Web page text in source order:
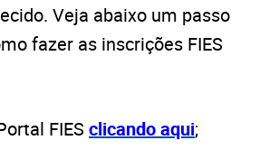
Veja abaixo um passo
fazer as inscrições FIES
FIES clicando aqui;